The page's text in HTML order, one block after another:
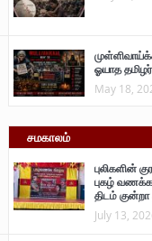
ஓயாத
May 18,
சமகாலம்
புலிகளின்
புகழ் வணக்க
திடம்
July 13,